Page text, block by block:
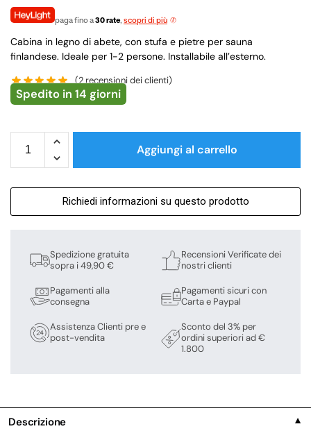
paga fino a30 rate, scopri di più
Cabina in legno di abete, con stufa e pietre per sauna
finlandese. Ideale per 1-2 persone. Installabile all’esterno.
(2recensioni dei clienti)
Spedito in 14 giorni
Aggiungi al carrello
Richiedi informazioni su questo prodotto
Spedizione gratuita
sopra i 49,90 €
Pagamenti alla
consegna
Assistenza Clienti pre e
post-vendita
Recensioni Verificate dei
nostri clienti
Pagamenti sicuri con
Carta e Paypal
Sconto del 3% per
ordini superiori ad €
1.800
Descrizione ▼